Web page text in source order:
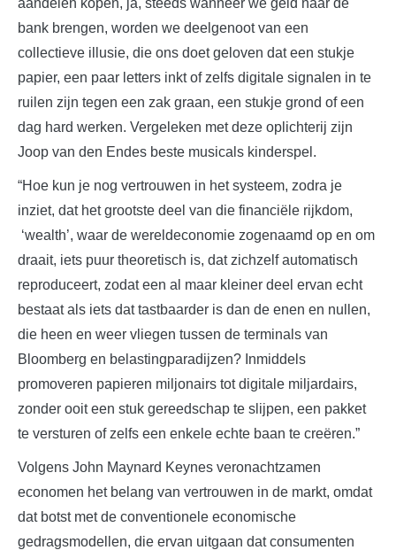
aandelen kopen, ja, steeds wanneer we geld naar de
bank brengen, worden we deelgenoot van een
collectieve illusie, die ons doet geloven dat een stukje
papier, een paar letters inkt of zelfs digitale signalen in te
ruilen zijn tegen een zak graan, een stukje grond of een
dag hard werken. Vergeleken met deze oplichterij zijn
Joop van den Endes beste musicals kinderspel.
“Hoe kun je nog vertrouwen in het systeem, zodra je
inziet, dat het grootste deel van die financiële rijkdom,
‘wealth’, waar de wereldeconomie zogenaamd op en om
draait, iets puur theoretisch is, dat zichzelf automatisch
reproduceert, zodat een al maar kleiner deel ervan echt
bestaat ​​als iets dat tastbaarder is dan de enen en nullen,
die heen en weer vliegen tussen de terminals van
Bloomberg en belastingparadijzen? Inmiddels
promoveren papieren miljonairs tot digitale miljardairs,
zonder ooit een stuk gereedschap te slijpen, een pakket
te versturen of zelfs een enkele echte baan te creëren.”
Volgens John Maynard Keynes veronachtzamen
economen het belang van vertrouwen in de markt, omdat
dat botst met de conventionele economische
gedragsmodellen, die ervan uitgaan dat consumenten